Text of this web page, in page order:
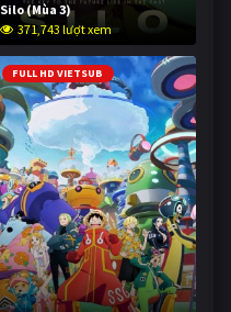
Silo (Mùa 3)
371,743 lượt xem
FULL HD VIETSUB